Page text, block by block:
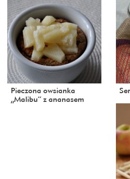
Pieczona owsianka
„Malibu” z ananasem